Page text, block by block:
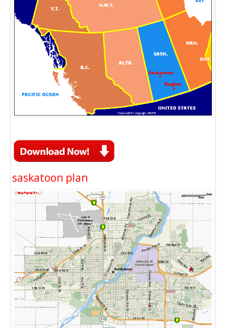
saskatoon plan